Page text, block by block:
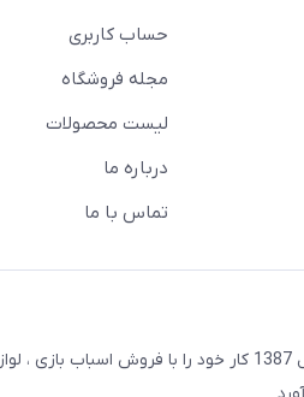
حساب کاربری
مجله فروشگاه
لیست محصولات
درباره ما
تماس با ما
فروشگاه اینترنتی بستویز ( اسفندیان سابق ) در سال 1387